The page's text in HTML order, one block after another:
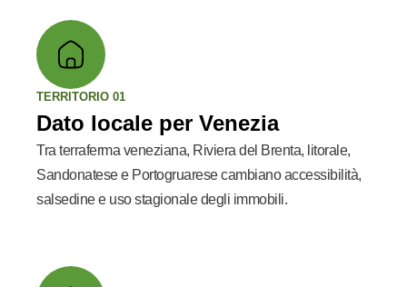
TERRITORIO 01
Dato locale per Venezia
Tra terraferma veneziana, Riviera del Brenta, litorale,
Sandonatese e Portogruarese cambiano accessibilità,
salsedine e uso stagionale degli immobili.